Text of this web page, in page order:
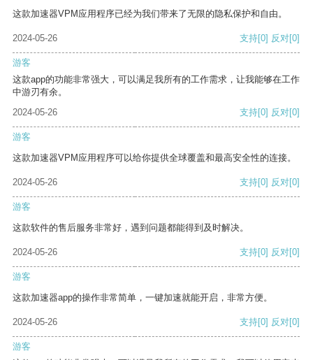
这款加速器VPM应用程序已经为我们带来了无限的隐私保护和自由。
2024-05-26 支持[0] 反对[0]
游客
这款app的功能非常强大，可以满足我所有的工作需求，让我能够在工作
中游刃有余。
2024-05-26
支持[0] 反对[0]
游客
这款加速器VPM应用程序可以给你提供全球覆盖和最高安全性的连接。
2024-05-26 支持[0] 反对[0]
游客
这款软件的售后服务非常好，遇到问题都能得到及时解决。
2024-05-26 支持[0] 反对[0]
游客
这款加速器app的操作非常简单，一键加速就能开启，非常方便。
2024-05-26 支持[0] 反对[0]
游客